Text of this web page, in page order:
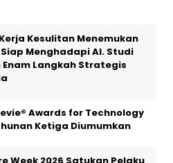
Kesulitan Menemukan
Menghadapi AI. Studi
Langkah Strategis
Awards for Technology
Ketiga Diumumkan